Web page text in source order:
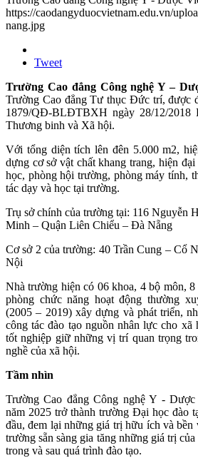
https://caodangyduocvietnam.edu.vn/
nang.jpg
Tweet
Trường Cao đẳng Công nghệ Y –
Trường Cao đẳng Tư thục Đức trí, được
1879/QĐ-BLĐTBXH ngày 28/12/2018
Thương binh và Xã hội.
Với tổng diện tích lên đên 5.000 m2,
dựng cơ sở vật chất khang trang, hiện
học, phòng hội trường, phòng máy tính,
tác dạy và học tại trường.
Trụ sở chính của trường tại: 116 Nguyễn
Minh – Quận Liên Chiểu – Đà Nẵng
Cơ sở 2 của trường: 40 Trần Cung – Cổ
Nội
Nhà trường hiện có 06 khoa, 4 bộ môn,
phòng chức năng hoạt động thường
(2005 – 2019) xây dựng và phát triển,
công tác đào tạo nguồn nhân lực cho xã
tốt nghiệp giữ những vị trí quan trọng
nghề của xã hội.
Tầm nhìn
Trường Cao đẳng Công nghệ Y -
năm 2025 trở thành trường Đại học đào
đầu, đem lại những giá trị hữu ích và
trường sẵn sàng gia tăng những giá trị
trong và sau quá trình đào tạo.